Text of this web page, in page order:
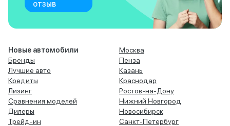
отзыв
Новые автомобили
Бренды
Лучшие авто
Кредиты
Лизинг
Сравнения моделей
Дилеры
Трейд-ин
Москва
Пенза
Казань
Краснодар
Ростов-на-Дону
Нижний Новгород
Новосибирск
Санкт-Петербург